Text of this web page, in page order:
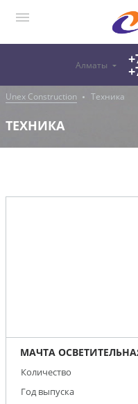
Алматы
Unex Construction Техника
ТЕХНИКА
МАЧТА
Количество
Год выпуска